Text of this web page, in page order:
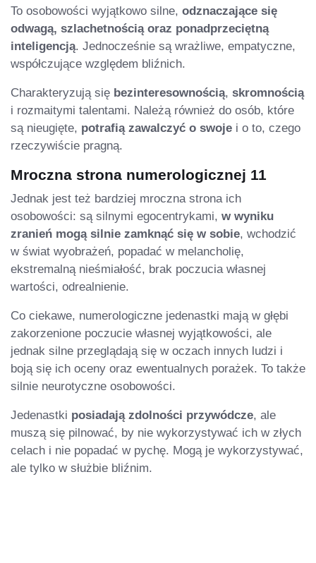
To osobowości wyjątkowo silne, odznaczające się
odwagą, szlachetnością oraz ponadprzeciętną
inteligencją. Jednocześnie są wrażliwe, empatyczne,
współczujące względem bliźnich.
Charakteryzują się bezinteresownością, skromnością
i rozmaitymi talentami. Należą również do osób, które
są nieugięte, potrafią zawalczyć o swoje i o to, czego
rzeczywiście pragną.
Mroczna strona numerologicznej 11
Jednak jest też bardziej mroczna strona ich
osobowości: są silnymi egocentrykami, w wyniku
zranień mogą silnie zamknąć się w sobie, wchodzić
w świat wyobrażeń, popadać w melancholię,
ekstremalną nieśmiałość, brak poczucia własnej
wartości, odrealnienie.
Co ciekawe, numerologiczne jedenastki mają w głębi
zakorzenione poczucie własnej wyjątkowości, ale
jednak silne przeglądają się w oczach innych ludzi i
boją się ich oceny oraz ewentualnych porażek. To także
silnie neurotyczne osobowości.
Jedenastki posiadają zdolności przywódcze, ale
muszą się pilnować, by nie wykorzystywać ich w złych
celach i nie popadać w pychę. Mogą je wykorzystywać,
ale tylko w służbie bliźnim.